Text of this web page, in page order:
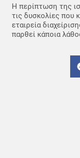
Η περίπτωση της
τις δυσκολίες που
εταιρεία
παρθεί κάποια